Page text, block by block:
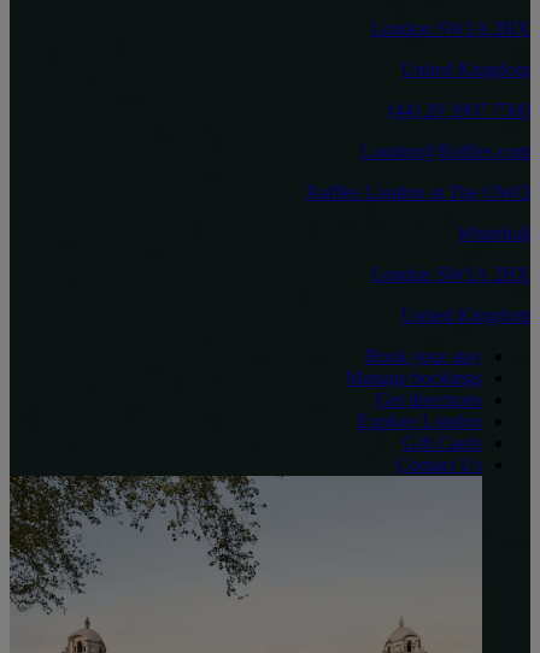
London SW1A 2BX
United Kingdom
7500 3907 20 (44)
London@Raffles.com
Raffles London at The OWO
Whitehall
London SW1A 2BX
United Kingdom
Book your stay
Manage bookings
Get directions
Explore London
Gift Cards
Contact Us